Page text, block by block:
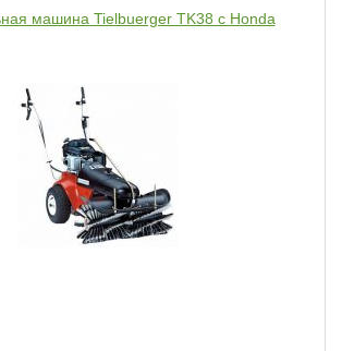
машина Tielbuerger TK38 c Honda